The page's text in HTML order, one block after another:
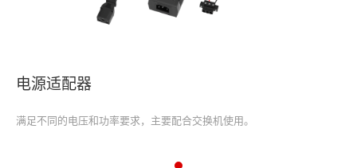
电源适配器
满足不同的电压和功率要求，主要配合交换机使用。